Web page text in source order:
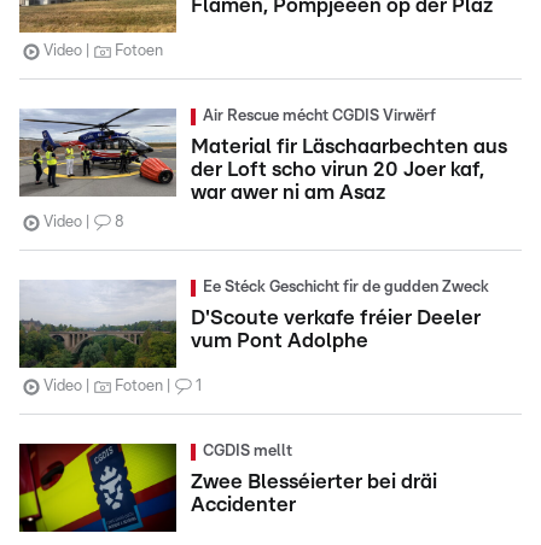
Flamen, Pompjeeën op der Plaz
Video Fotoen
Air Rescue mécht CGDIS Virwërf
Material fir Läschaarbechten aus
der Loft scho virun 20 Joer kaf,
war awer ni am Asaz
Video 8
Ee Stéck Geschicht fir de gudden Zweck
D'Scoute verkafe fréier Deeler
vum Pont Adolphe
Video Fotoen 1
CGDIS mellt
Zwee Blesséierter bei dräi
Accidenter